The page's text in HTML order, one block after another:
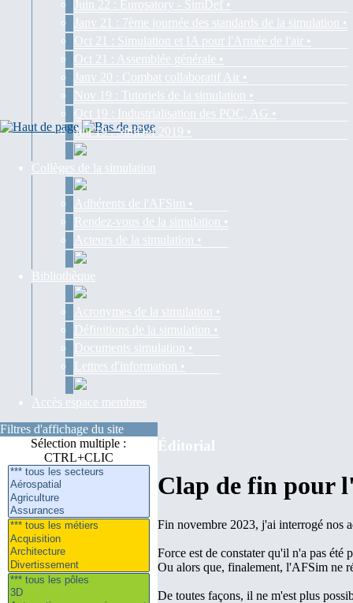
Juin 22 : Eurosatory - SimDef •
Janv 21 : 7ème journée des standards de la simulation •
Oct 21 : Simulation et IA pour l'Armée de l'air •
Oct 21 : Assemblée générale •
Janv 20 : Combat collaboratif Air •
Nov 19 : Tutoriels de la simulation •
Oct 19 : Industrialisation des POC, AG •
Juil 19 : SimDef 2019 •
Collèges de la simulation
Adhérents de l'AFSim •
Rendez-vous de la simulation •
Acteurs de la simulation •
Bibliothèque
Acronymes de la simulation •
Définitions de la simulation •
Documents simulation •
Lettres d'information •
Accès espace membres
Filtres d'affichage du site
Sélection multiple :
CTRL+CLIC
Éditorial
Clap de fin pour
Fin novembre 2023, j'ai interrogé nos
Force est de constater qu'il n'a pas été
Ou alors que, finalement, l'AFSim ne
De toutes façons, il ne m'est plus